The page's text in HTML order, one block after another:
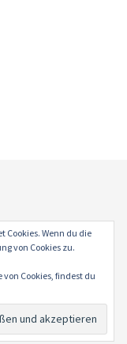
Cookies. Wenn du die
von Cookies zu.
Cookies, findest du